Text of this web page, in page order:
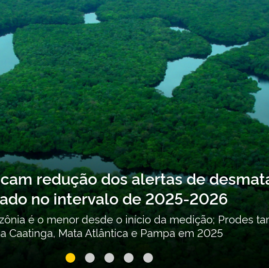
Consulta pública sobre o Segundo
Orgânicos Persistentes (POPs) não
contribuições
Consulta pública recebe contribuições para a
intencionais até 24 de agosto